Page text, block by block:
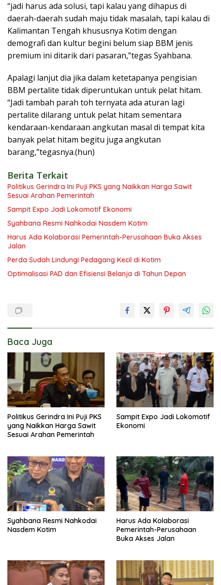
“jadi harus ada solusi, tapi kalau yang dihapus di
daerah-daerah sudah maju tidak masalah, tapi kalau di
Kalimantan Tengah khususnya Kotim dengan
demografi dan kultur begini belum siap BBM jenis
premium ini ditarik dari pasaran,”tegas Syahbana.
Apalagi lanjut dia jika dalam ketetapanya pengisian
BBM pertalite tidak diperuntukan untuk pelat hitam.
“Jadi tambah parah toh ternyata ada aturan lagi
pertalite dilarang untuk pelat hitam sementara
kendaraan-kendaraan angkutan masal di tempat kita
banyak pelat hitam begitu juga angkutan
barang,”tegasnya.(hun)
Berita Terkait
Politikus Gerindra Ini Puji PKS yang Naikkan Harga Sawit
Sesuai Arahan Pemerintah
Sampit Expo Jadi Lokomotif Ekonomi
Syahbana Resmi Nahkodai Nasdem Kotim
Harus Ada Kolaborasi Pemerintah-Perusahaan Buka Akses
Jalan
Perda Sudah Lindungi Pedagang Kecil di Kotim
Optimalisasi PAD dan Efisiensi Belanja di Tahun Depan
Baca Juga
Politikus Gerindra Ini Puji PKS
yang Naikkan Harga Sawit
Sesuai Arahan Pemerintah
Sampit Expo Jadi Lokomotif
Ekonomi
Syahbana Resmi Nahkodai
Nasdem Kotim
Harus Ada Kolaborasi
Pemerintah-Perusahaan
Buka Akses Jalan